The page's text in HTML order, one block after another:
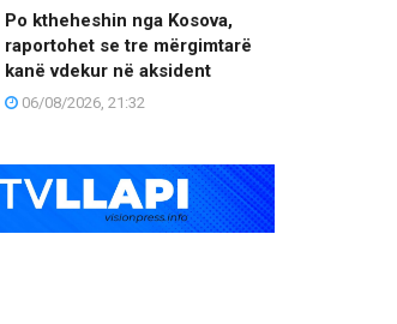
Po ktheheshin nga Kosova,
raportohet se tre mërgimtarë
kanë vdekur në aksident
06/08/2026, 21:32